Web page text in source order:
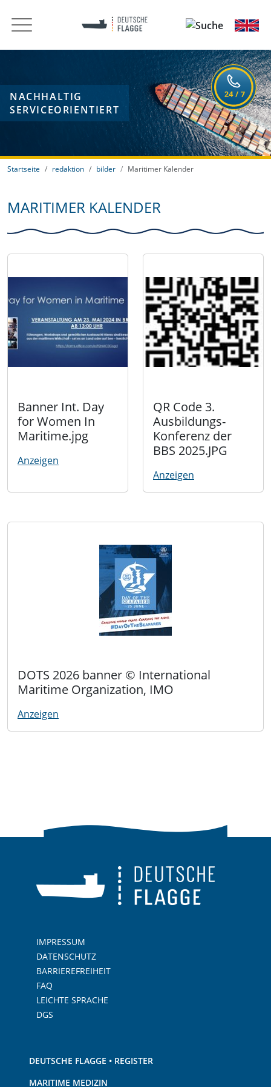
NACHHALTIG
SERVICEORIENTIERT
Startseite redaktion bilder Maritimer Kalender
MARITIMER KALENDER
Banner Int. Day
for Women In
Maritime.jpg
Anzeigen
QR Code 3.
Ausbildungs-
Konferenz der
BBS 2025.JPG
Anzeigen
DOTS 2026 banner © International
Maritime Organization, IMO
Anzeigen
IMPRESSUM
DATENSCHUTZ
BARRIEREFREIHEIT
FAQ
LEICHTE SPRACHE
DGS
DEUTSCHE FLAGGE • REGISTER
MARITIME MEDIZIN